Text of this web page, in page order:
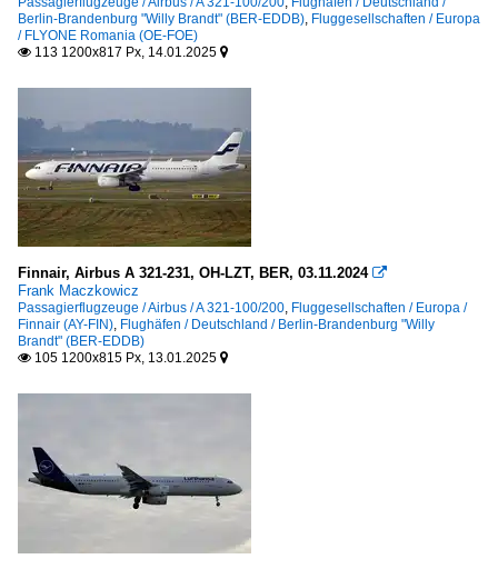
Berlin-Brandenburg "Willy Brandt" (BER-EDDB), Fluggesellschaften / Europa
/ FLYONE Romania (OE-FOE)
 113 1200x817 Px, 14.01.2025 
Finnair, Airbus A 321-231, OH-LZT, BER, 03.11.2024 
Frank Maczkowicz
Passagierflugzeuge / Airbus / A 321-100/200, Fluggesellschaften / Europa /
Finnair (AY-FIN), Flughäfen / Deutschland / Berlin-Brandenburg "Willy
Brandt" (BER-EDDB)
 105 1200x815 Px, 13.01.2025 